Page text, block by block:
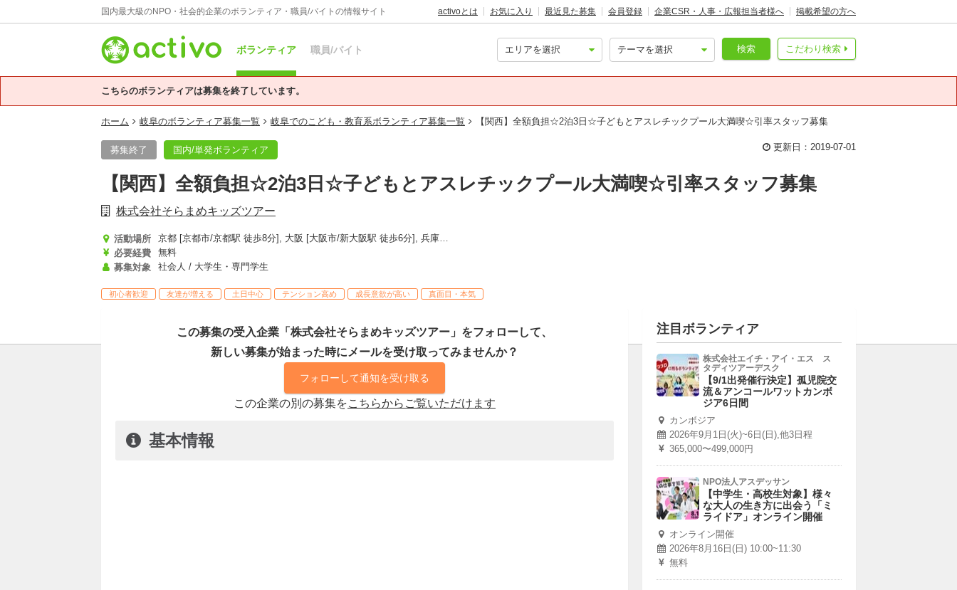
国内最大級のNPO・社会的企業のボランティア・職員/バイトの情報サイト activoとは お気に入り 最近見た募集 会員登録 企業CSR・人事・広報担当者様へ 掲載希望の方へ
ボランティア 職員/バイト こだわり検索
検索
こちらのボランティアは募集を終了しています。
ホーム 岐阜のボランティア募集一覧 岐阜でのこども・教育系ボランティア募集一覧 【関西】全額負担☆2泊3日☆子どもとアスレチックプール大満喫☆引率スタッフ募集
募集終了 国内/単発ボランティア 更新日：2019-07-01
【関西】全額負担☆2泊3日☆子どもとアスレチックプール大満喫☆引率スタッフ募集
株式会社そらまめキッズツアー
活動場所
京都 [京都市/京都駅 徒歩8分], 大阪 [大阪市/新大阪駅 徒歩6分], 兵庫 [神戸市中央区/三ノ宮駅 徒歩1分], 岐阜 [中津川市]
必要経費
無料
募集対象
社会人 / 大学生・専門学生
初心者歓迎 友達が増える 土日中心 テンション高め 成長意欲が高い 真面目・本気
この募集の受入企業「株式会社そらまめキッズツアー」をフォローして、
新しい募集が始まった時にメールを受け取ってみませんか？
フォローして通知を受け取る
この企業の別の募集をこちらからご覧いただけます
基本情報
注目ボランティア
株式会社エイチ・アイ・エス ス
タディツアーデスク
【9/1出発催行決定】孤児院交
流＆アンコールワットカンボ
ジア6日間
カンボジア
2026年9月1日(火)~6日(日),他3日程
365,000〜499,000円
NPO法人アスデッサン
【中学生・高校生対象】様々
な大人の生き方に出会う「ミ
ライドア」オンライン開催
オンライン開催
2026年8月16日(日) 10:00~11:30
無料